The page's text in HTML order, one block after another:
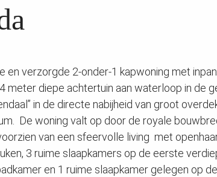
en verzorgde 2-onder-1 kapwoning met
meter diepe achtertuin aan waterloop in de
in de directe nabijheid van groot
De woning valt op door de royale
van een sfeervolle living met
3 ruime slaapkamers op de eerste
en 1 ruime slaapkamer gelegen op